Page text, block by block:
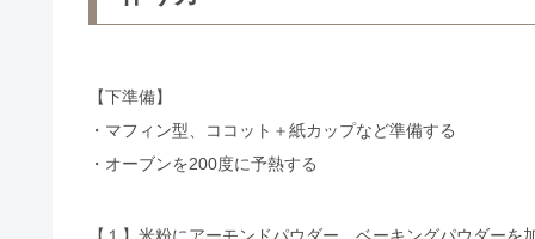
【下準備】
・マフィン型、ココット＋紙カップなど準備する
・オーブンを200度に予熱する
【１】米粉にアーモンドパウダー、ベーキングパウダーを